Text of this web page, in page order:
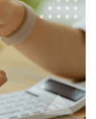
The Right